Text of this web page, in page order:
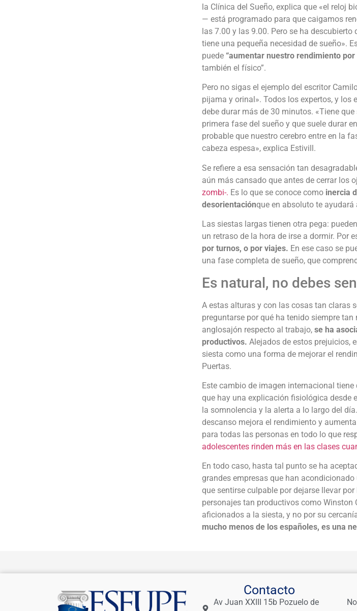
la Clínica del Sueño, explica que «el reloj
— está programado para que caigamos
las 7.00 y las 9.00. Pero se ha
tiene una pequeña necesidad de sueño».
puede “aumentar nuestro rendimiento
también el físico”.
Pero no sigas el ejemplo del escritor
pijama y orinal». Todos los expertos, y
debe durar más de 30 minutos. «Tiene
primera fase del sueño y que suele durar
probable que nuestro cerebro entre en la
cabeza espesa», explica Estivill.
Se refiere a esa sensación tan
aún más cansado que antes de cerrar los
zombi-. Es lo que se conoce como inercia
desorientaciónque en absoluto te
Las siestas largas tienen otra pega:
un retraso de la hora de irse a dormir. Por
por turnos, o por viajes. En ese caso se
una fase completa de sueño, que
Es natural, no debes
A estas alturas y con las cosas tan claras
preguntarse por qué ha tenido siempre
anglosajón respecto al trabajo, se ha
productivos. Alejados de estos prejuicios,
siesta como una forma de mejorar el
Puertas.
Este cambio de imagen internacional
que hay una explicación fisiológica desde
la somnolencia y la alerta a lo largo del
descanso mejora el rendimiento y
para todas las personas en todo lo que
adolescentes rinden más en las clases
En todo caso, hasta tal punto se ha
grandes empresas que han
que sentirse culpable por dejarse llevar
personajes tan productivos como Winston
aficionados a la siesta, y no por su
mucho menos de los españoles, es una
Contacto
Av Juan XXIII 15b Pozuelo de